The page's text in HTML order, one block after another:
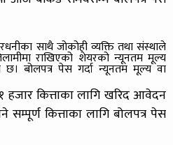
साथै जोकोही व्यक्ति तथा संस्थाले
राखिएको शेयरको न्यूनतम मूल्य
छ। बोलपत्र पेस गर्दा न्यूनतम मूल्य वा
कित्ताका लागि खरिद आवेदन
कित्ताका लागि बोलपत्र पेस